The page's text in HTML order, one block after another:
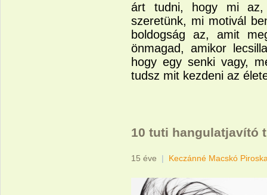
árt tudni, hogy mi
szeretünk, mi motivál
boldogság az, amit
önmagad, amikor
hogy egy senki vagy,
tudsz mit kezdeni az
10 tuti hangulatjavító
15 éve | Keczánné Macskó